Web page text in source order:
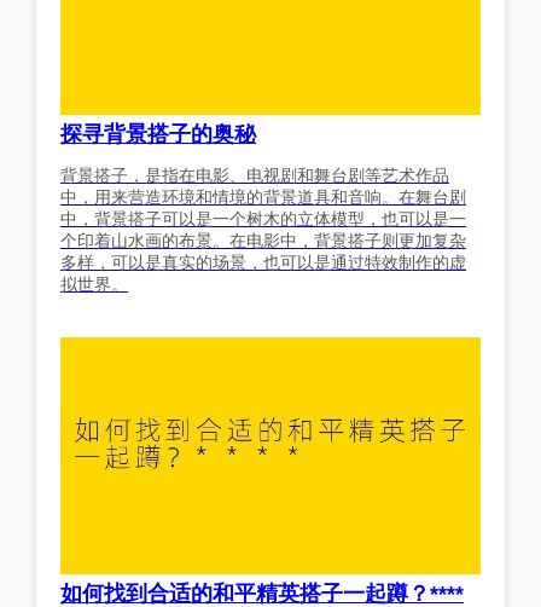
探寻背景搭子的奥秘
背景搭子，是指在电影、电视剧和舞台剧等艺术作品
中，用来营造环境和情境的背景道具和音响。在舞台剧
中，背景搭子可以是一个树木的立体模型，也可以是一
个印着山水画的布景。在电影中，背景搭子则更加复杂
多样，可以是真实的场景，也可以是通过特效制作的虚
拟世界。
如何找到合适的和平精英搭子一起蹲？****